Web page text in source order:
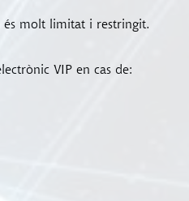
és molt limitat i restringit.
VIP en cas de: